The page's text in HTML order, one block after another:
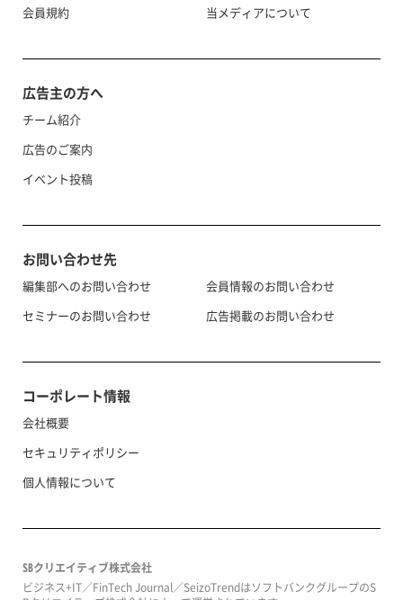
会員規約
当メディアについて
広告主の方へ
チーム紹介
広告のご案内
イベント投稿
お問い合わせ先
編集部へのお問い合わせ
セミナーのお問い合わせ
会員情報のお問い合わせ
広告掲載のお問い合わせ
コーポレート情報
会社概要
セキュリティポリシー
個人情報について
SBクリエイティブ株式会社
ビジネス+IT／FinTech Journal／SeizoTrendはソフトバンクグループのS